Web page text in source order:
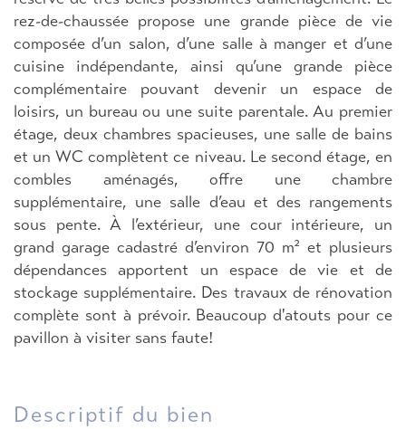
rez-de-chaussée propose une grande pièce de vie
composée d’un salon, d’une salle à manger et d’une
cuisine indépendante, ainsi qu’une grande pièce
complémentaire pouvant devenir un espace de
loisirs, un bureau ou une suite parentale. Au premier
étage, deux chambres spacieuses, une salle de bains
et un WC complètent ce niveau. Le second étage, en
combles aménagés, offre une chambre
supplémentaire, une salle d’eau et des rangements
sous pente. À l’extérieur, une cour intérieure, un
grand garage cadastré d’environ 70 m² et plusieurs
dépendances apportent un espace de vie et de
stockage supplémentaire. Des travaux de rénovation
complète sont à prévoir. Beaucoup d'atouts pour ce
pavillon à visiter sans faute!
descriptif du bien